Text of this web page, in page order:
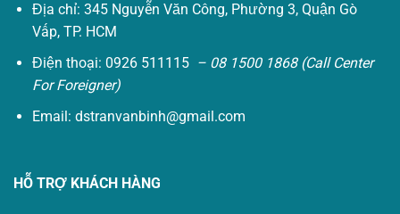
Địa chỉ: 345 Nguyễn Văn Công, Phường 3, Quận Gò
Vấp, TP. HCM
Điện thoại: 0926 511115 – 08 1500 1868 (Call Center
For Foreigner)
Email: dstranvanbinh@gmail.com
HỖ TRỢ KHÁCH HÀNG